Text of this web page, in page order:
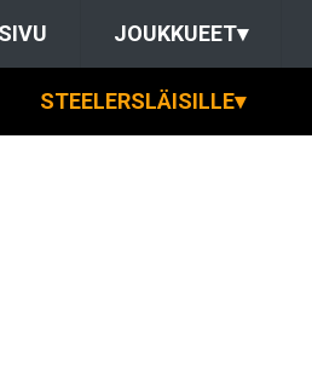
JOUKKUEET▾
STEELERSLÄISILLE▾